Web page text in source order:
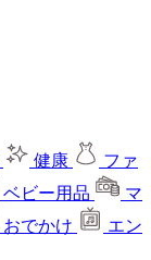
健康
ファ
ベビー用品
マ
おでかけ
エン